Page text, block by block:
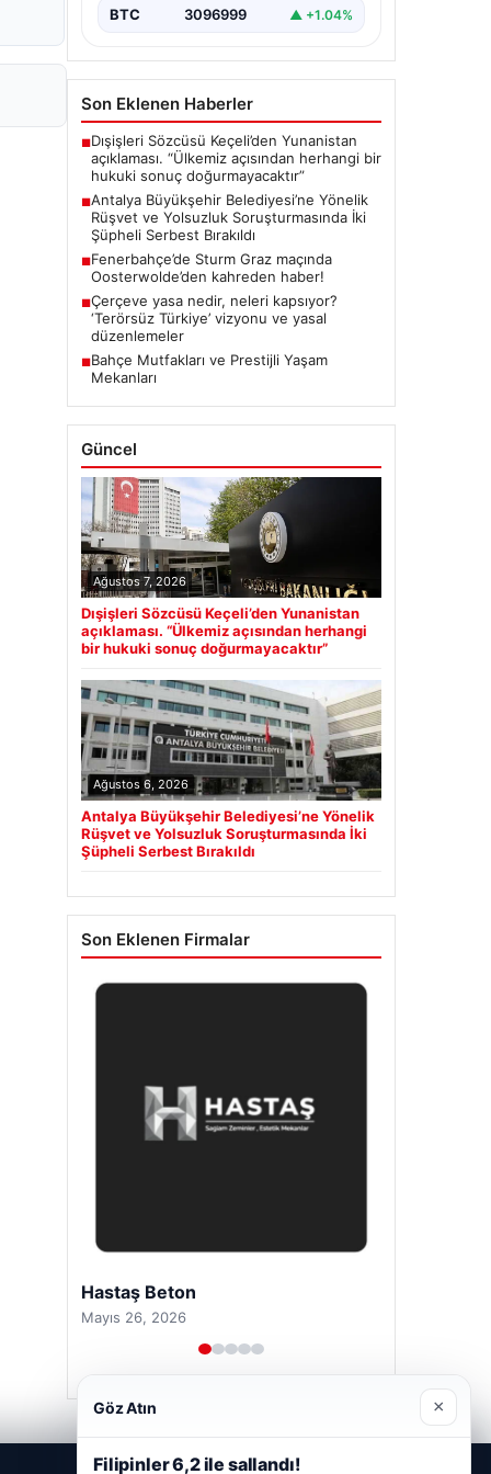
önemli gelişmeler yaşandı.
BTC 3096999 ▲ +1.04%
Son Eklenen Haberler
■Dışişleri Sözcüsü Keçeli’den Yunanistan
açıklaması. “Ülkemiz açısından herhangi bir
hukuki sonuç doğurmayacaktır”
■Antalya Büyükşehir Belediyesi’ne Yönelik
Rüşvet ve Yolsuzluk Soruşturmasında İki
Şüpheli Serbest Bırakıldı
■Fenerbahçe’de Sturm Graz maçında
Oosterwolde’den kahreden haber!
■Çerçeve yasa nedir, neleri kapsıyor?
‘Terörsüz Türkiye’ vizyonu ve yasal
düzenlemeler
■Bahçe Mutfakları ve Prestijli Yaşam
Mekanları
Güncel
Ağustos 7, 2026
Dışişleri Sözcüsü Keçeli’den Yunanistan
açıklaması. “Ülkemiz açısından herhangi
bir hukuki sonuç doğurmayacaktır”
Ağustos 6, 2026
Antalya Büyükşehir Belediyesi’ne Yönelik
Rüşvet ve Yolsuzluk Soruşturmasında İki
Şüpheli Serbest Bırakıldı
Son Eklenen Firmalar
Hastaş Beton
Mayıs 26, 2026
Göz Atın ×
Filipinler 6,2 ile sallandı!